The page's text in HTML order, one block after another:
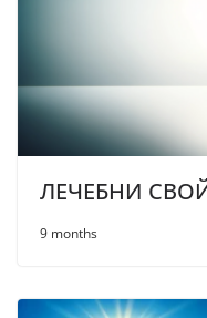
ЛЕЧЕБНИ
9 months